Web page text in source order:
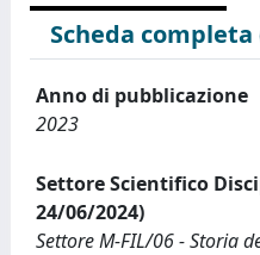
Scheda completa
Anno di pubblicazione
2023
Settore Scientifico
24/06/2024)
Settore M-FIL/06 - Storia